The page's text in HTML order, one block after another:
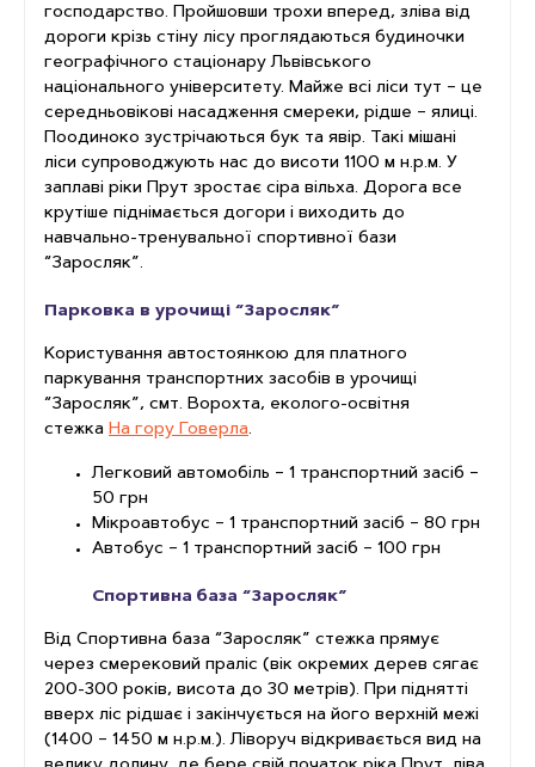
господарство. Пройшовши трохи вперед, зліва від
дороги крізь стіну лісу проглядаються будиночки
географічного стаціонару Львівського
національного університету. Майже всі ліси тут – це
середньовікові насадження смереки, рідше – ялиці.
Поодиноко зустрічаються бук та явір. Такі мішані
ліси супроводжують нас до висоти 1100 м н.р.м. У
заплаві ріки Прут зростає сіра вільха. Дорога все
крутіше піднімається догори і виходить до
навчально-тренувальної спортивної бази
“Заросляк”.
Парковка в урочищі “Заросляк”
Користування автостоянкою для платного
паркування транспортних засобів в урочищі
“Заросляк”, смт. Ворохта, еколого-освітня
стежка На гору Говерла.
Легковий автомобіль – 1 транспортний засіб –
50 грн
Мікроавтобус – 1 транспортний засіб – 80 грн
Автобус – 1 транспортний засіб – 100 грн
Спортивна база “Заросляк”
Від Спортивна база “Заросляк” стежка прямує
через смерековий праліс (вік окремих дерев сягає
200-300 років, висота до 30 метрів). При піднятті
вверх ліс рідшає і закінчується на його верхній межі
(1400 – 1450 м н.р.м.). Ліворуч відкривається вид на